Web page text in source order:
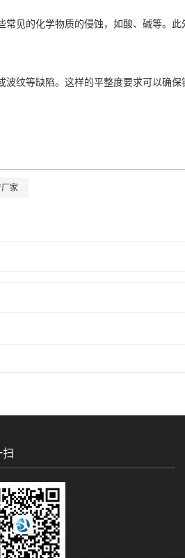
见的化学物质的侵蚀，如酸、碱等。
纹等缺陷。这样的平整度要求可以确
家